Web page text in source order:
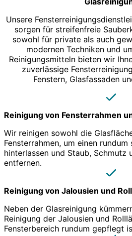
Unsere
sorgen für streifenfreie
sowohl für private als auch
modernen Techniken und
Reinigungsmitteln bieten wir
zuverlässige
Fenstern, Glasfassaden
Reinigung von Fensterrahmen
Wir reinigen sowohl die
Fensterrahmen, um einen
hinterlassen und Staub, Schmutz
entfernen.
Reinigung von Jalousien und
Neben der Glasreinigung
Reinigung der Jalousien und
Fensterbereich rundum gepflegt